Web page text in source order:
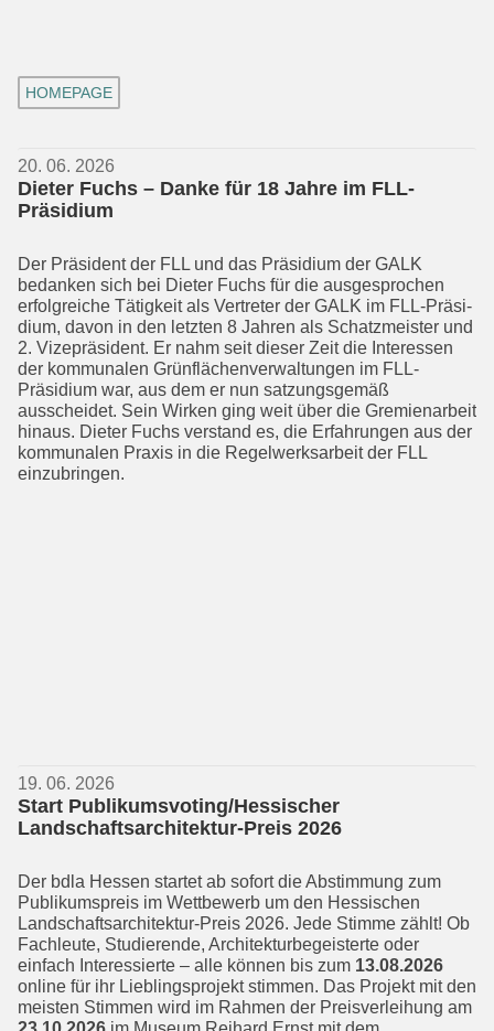
HOMEPAGE
20. 06. 2026
Dieter Fuchs – Danke für 18 Jahre im FLL-
Präsidium
Der Präsident der FLL und das Präsidium der GALK
bedanken sich bei Dieter Fuchs für die ausge­sprochen
erfolgreiche Tätig­keit als Vertreter der GALK im FLL-Präsi­
dium, davon in den letzten 8 Jahren als Schatzmeister und
2. Vizepräsident. Er nahm seit dieser Zeit die Interessen
der kommunalen Grünflächen­verwaltungen im FLL-
Präsidium war, aus dem er nun satzungsgemäß
ausscheidet. Sein Wirken ging weit über die Gremienarbeit
hinaus. Dieter Fuchs verstand es, die Erfahrungen aus der
kommunalen Praxis in die Regel­werks­arbeit der FLL
einzubringen.
19. 06. 2026
Start Publikumsvoting/Hessischer
Landschaftsarchitektur-Preis 2026
Der bdla Hessen startet ab sofort die Ab­stimmung zum
Publikumspreis im Wett­bewerb um den Hessischen
Landschafts­architektur-Preis 2026. Jede Stimme zählt! Ob
Fachleute, Studierende, Archi­tekturbegeisterte oder
einfach Interes­sierte – alle können bis zum 13.08.2026
online für ihr Lieblingsprojekt stimmen. Das Projekt mit den
meisten Stimmen wird im Rahmen der Preisverleihung am